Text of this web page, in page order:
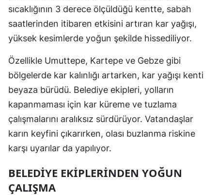
Muş
Nevşehir
Ordu
Rize
Sakarya
Sinop
sıcaklığının 3 derece ölçüldüğü kentte, sabah
saatlerinden itibaren etkisini artıran kar yağışı,
yüksek kesimlerde yoğun şekilde hissediliyor.
Özellikle Umuttepe, Kartepe ve Gebze gibi
bölgelerde kar kalınlığı artarken, kar yağışı kenti
beyaza bürüdü. Belediye ekipleri, yolların
kapanmaması için kar küreme ve tuzlama
çalışmalarını aralıksız sürdürüyor. Vatandaşlar
karın keyfini çıkarırken, olası buzlanma riskine
karşı uyarılar da yapılıyor.
BELEDIYE EKIPLERINDEN YOĞUN
ÇALIŞMA